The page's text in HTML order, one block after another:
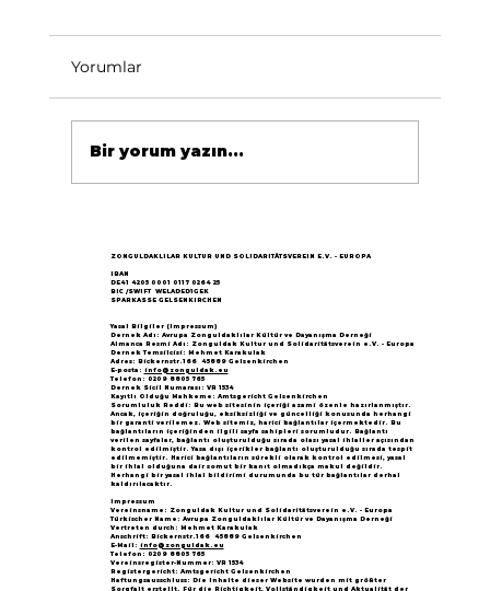
büyük yankı uyandırdı...
Yorumlar
Bir yorum yazın...
ZONGULDAKLILAR KULTUR UND SOLIDARITÄTSVEREIN E.V. - EUROPA
IBAN
DE41 4205 0001 0117 0264 25
BIC /SWIFT WELADED1GEK
SPARKASSE GELSENKIRCHEN
Yasal Bilgiler (Impressum)
Dernek Adı: Avrupa Zonguldaklılar Kültür ve Dayanışma Derneği
Almanca Resmi Adı: Zonguldak Kultur und Solidaritätsverein e.V. - Europa
Dernek Temsilcisi: Mehmet Karakulak
Adres: Bickernstr.166 45889 Gelsenkirchen
E-posta: info@zonguldak.eu
Telefon: 0209 8805 765
Dernek Sicil Numarası: VR 1534
Kayıtlı Olduğu Mahkeme: Amtsgericht Gelsenkirchen
Sorumluluk Reddi: Bu web sitesinin içeriği azami özenle hazırlanmıştır.
Ancak, içeriğin doğruluğu, eksiksizliği ve güncelliği konusunda herhangi
bir garanti verilemez. Web sitemiz, harici bağlantılar içermektedir. Bu
bağlantıların içeriğinden ilgili sayfa sahipleri sorumludur. Bağlantı
verilen sayfalar, bağlantı oluşturulduğu sırada olası yasal ihlaller açısından
kontrol edilmiştir. Yasa dışı içerikler bağlantı oluşturulduğu sırada tespit
edilmemiştir. Harici bağlantıların sürekli olarak kontrol edilmesi, yasal
bir ihlal olduğuna dair somut bir kanıt olmadıkça makul değildir.
Herhangi bir yasal ihlal bildirimi durumunda bu tür bağlantılar derhal
kaldırılacaktır.
Impressum
Vereinsname: Zonguldak Kultur und Solidaritätsverein e.V. - Europa
Türkischer Name: Avrupa Zonguldaklılar Kültür ve Dayanışma Derneği
Vertreten durch: Mehmet Karakulak
Anschrift: Bickernstr.166 45889 Gelsenkirchen
E-Mail: info@zonguldak.eu
Telefon: 0209 8805 765
Vereinsregister-Nummer: VR 1534
Registergericht: Amtsgericht Gelsenkirchen
Haftungsausschluss: Die Inhalte dieser Website wurden mit größter
Sorgfalt erstellt. Für die Richtigkeit, Vollständigkeit und Aktualität der